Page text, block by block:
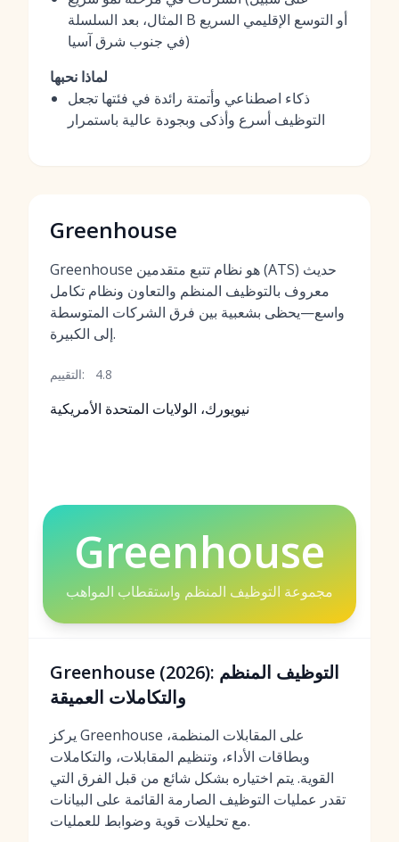
المثال، بعد السلسلة B أو التوسع الإقليمي السريع
في جنوب شرق آسيا)
لماذا نحبها
ذكاء اصطناعي وأتمتة رائدة في فئتها تجعل
التوظيف أسرع وأذكى وبجودة عالية باستمرار
Greenhouse
Greenhouse هو نظام تتبع متقدمين (ATS) حديث
معروف بالتوظيف المنظم والتعاون ونظام تكامل
واسع—يحظى بشعبية بين فرق الشركات المتوسطة
إلى الكبيرة.
التقييم: 4.8
نيويورك، الولايات المتحدة الأمريكية
Greenhouse
مجموعة التوظيف المنظم واستقطاب المواهب
Greenhouse (2026): التوظيف المنظم
والتكاملات العميقة
يركز Greenhouse على المقابلات المنظمة،
وبطاقات الأداء، وتنظيم المقابلات، والتكاملات
القوية. يتم اختياره بشكل شائع من قبل الفرق التي
تقدر عمليات التوظيف الصارمة القائمة على البيانات
مع تحليلات قوية وضوابط للعمليات.